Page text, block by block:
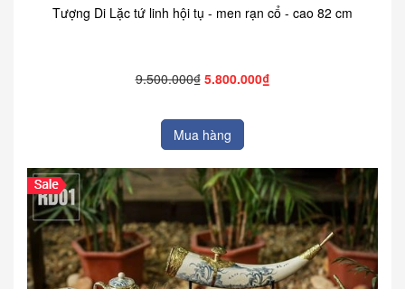
Tượng Di Lặc tứ linh hội tụ - men rạn cổ - cao 82 cm
9.500.000₫ 5.800.000₫
Mua hàng